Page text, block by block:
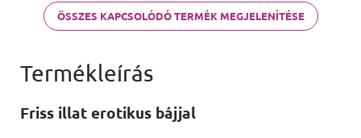
ÖSSZES KAPCSOLÓDÓ TERMÉK MEGJELENÍTÉSE
Friss illat erotikus bájjal